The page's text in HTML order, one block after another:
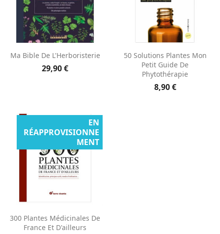
Ma Bible De L'Herboristerie
29,90 €
50 Solutions Plantes Mon
Petit Guide De
Phytothérapie
8,90 €
300 Plantes Médicinales De
France Et D'ailleurs
EN
RÉAPPROVISIONNE
MENT